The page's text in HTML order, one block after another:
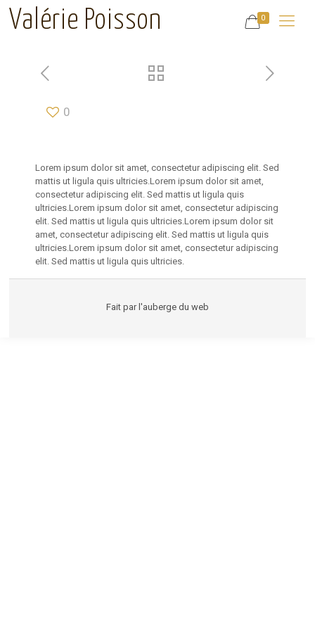
Valérie Poisson 0
0
Lorem ipsum dolor sit amet, consectetur adipiscing elit. Sed
mattis ut ligula quis ultricies.Lorem ipsum dolor sit amet,
consectetur adipiscing elit. Sed mattis ut ligula quis
ultricies.Lorem ipsum dolor sit amet, consectetur adipiscing
elit. Sed mattis ut ligula quis ultricies.Lorem ipsum dolor sit
amet, consectetur adipiscing elit. Sed mattis ut ligula quis
ultricies.Lorem ipsum dolor sit amet, consectetur adipiscing
elit. Sed mattis ut ligula quis ultricies.
Fait par l'auberge du web